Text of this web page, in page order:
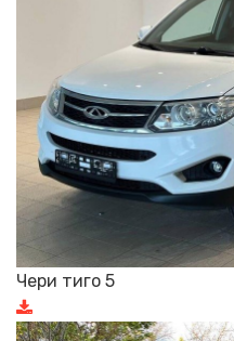
Чери тиго 5